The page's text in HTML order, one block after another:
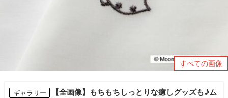
すべての画像
ギャラリー
【全画像】もちもちしっとりな癒しグッズも♪ム